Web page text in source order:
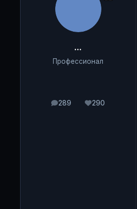
...
Профессионал
289
сообщения290
Репутация